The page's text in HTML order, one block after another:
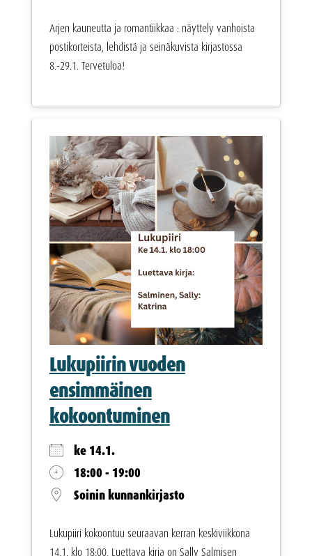
Arjen kauneutta ja romantiikkaa : näyttely vanhoista
postikorteista, lehdistä ja seinäkuvista kirjastossa
8.-29.1. Tervetuloa!
Lukupiirin vuoden
ensimmäinen
kokoontuminen
ke 14.1.
18:00 - 19:00
Soinin kunnankirjasto
Lukupiiri kokoontuu seuraavan kerran keskiviikkona
14.1. klo 18:00. Luettava kirja on Sally Salmisen